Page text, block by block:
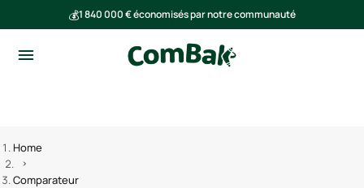
💰1 840 000 € économisés par notre communauté
Home
Comparateur